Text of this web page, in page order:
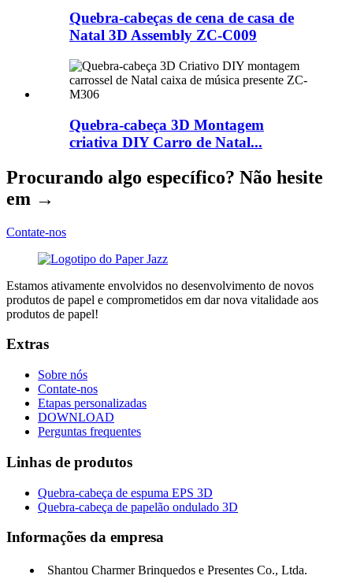
Quebra-cabeças de cena de casa de
Natal 3D Assembly ZC-C009
Quebra-cabeça 3D Montagem
criativa DIY Carro de Natal...
Procurando algo específico? Não hesite
em →
Contate-nos
Estamos ativamente envolvidos no desenvolvimento de novos
produtos de papel e comprometidos em dar nova vitalidade aos
produtos de papel!
Extras
Sobre nós
Contate-nos
Etapas personalizadas
DOWNLOAD
Perguntas frequentes
Linhas de produtos
Quebra-cabeça de espuma EPS 3D
Quebra-cabeça de papelão ondulado 3D
Informações da empresa
Shantou Charmer Brinquedos e Presentes Co., Ltda.